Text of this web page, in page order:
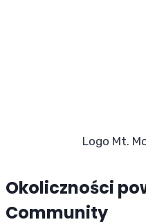
Logo Mt.
Okoliczności
Community